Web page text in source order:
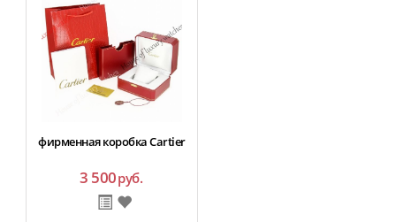
фирменная коробка Cartier
3 500руб.